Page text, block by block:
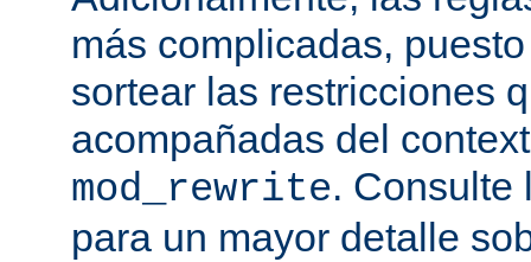
más complicadas,
sortear las restricciones
acompañadas del
mod_rewrite.
para un mayor detalle